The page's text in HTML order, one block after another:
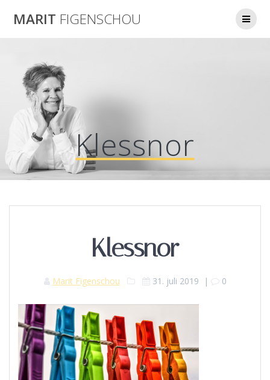
to
MARIT FIGENSCHOU
Klessnor
Klessnor
Marit Figenschou 31. juli 2019 | 0